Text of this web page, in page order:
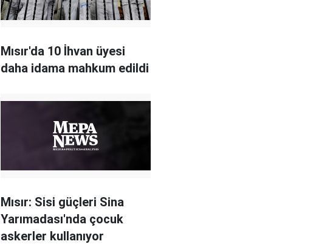
Mısır'da 10 İhvan üyesi
daha idama mahkum edildi
Mısır: Sisi güçleri Sina
Yarımadası'nda çocuk
askerler kullanıyor